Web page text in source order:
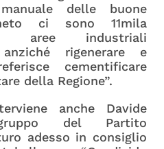
delle buone
ci sono 11mila
aree industriali
rigenerare e
cementificare
della Regione”.
anche Davide
del Partito
adesso in consiglio